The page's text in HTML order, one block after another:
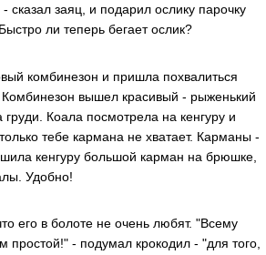
сказал заяц, и подарил ослику парочку
ли теперь бегает ослик?
комбинезон и пришла похвалиться
Комбинезон вышел красивый - рыженький
Коала посмотрела на кенгуру и
тебе кармана не хватает. Карманы -
кенгуру большой карман на брюшке,
Удобно!
его в болоте не очень любят. "Всему
простой!" - подумал крокодил - "для того,